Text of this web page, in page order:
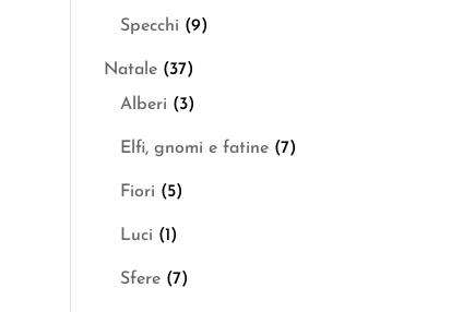
Specchi (9)
Natale (37)
Alberi (3)
Elfi, gnomi e fatine (7)
Fiori (5)
Luci (1)
Sfere (7)